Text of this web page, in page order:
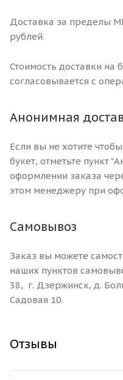
Доставка за пределы
рублей.
Стоимость доставки на
согласовывается с
Анонимная
Если вы не хотите
букет, отметьте пункт
оформлении заказа
этом менеджеру при
Самовывоз
Заказ вы можете
наших пунктов
38, г. Дзержинск, д.
Садовая 10.
Отзывы